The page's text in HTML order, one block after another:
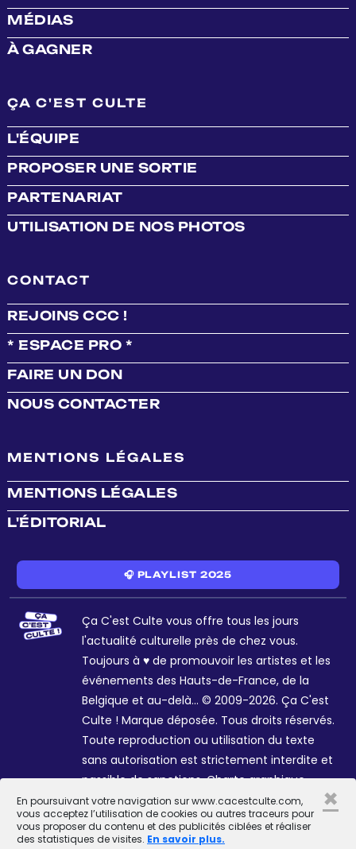
En poursuivant votre navigation sur www.cacestculte.com,
vous acceptez l’utilisation de cookies ou autres traceurs pour
vous proposer du contenu et des publicités ciblées et réaliser
des statistiques de visites. En savoir plus.
×
MÉDIAS
À GAGNER
ÇA C'EST CULTE
L'ÉQUIPE
PROPOSER UNE SORTIE
PARTENARIAT
UTILISATION DE NOS PHOTOS
CONTACT
REJOINS CCC !
* ESPACE PRO *
FAIRE UN DON
NOUS CONTACTER
MENTIONS LÉGALES
MENTIONS LÉGALES
L'ÉDITORIAL
🎧 PLAYLIST 2025
Ça C'est Culte vous offre tous les jours
l'actualité culturelle près de chez vous.
Toujours à ♥ de promouvoir les artistes et les
événements des Hauts-de-France, de la
Belgique et au-delà... © 2009-2026. Ça C'est
Culte ! Marque déposée. Tous droits réservés.
Toute reproduction ou utilisation du texte
sans autorisation est strictement interdite et
passible de sanctions. Charte graphique
Sophie R. et Céline Galant.